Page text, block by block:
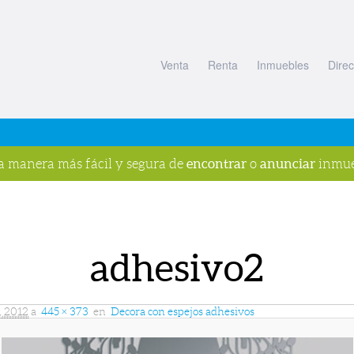
Venta Renta Inmuebles
manera más fácil y segura de encontrar o anunciar
adhesivo2
2012 a 445 × 373 en Decora con espejos adhesivos